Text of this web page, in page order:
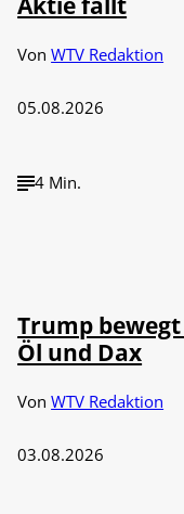
VonWTV Redaktion
05.08.2026
4 Min.
Trump bewegt
Öl und Dax
VonWTV Redaktion
03.08.2026